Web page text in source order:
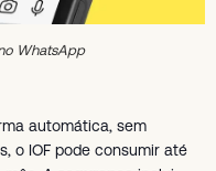
WhatsApp
automática, sem
o IOF pode consumir até